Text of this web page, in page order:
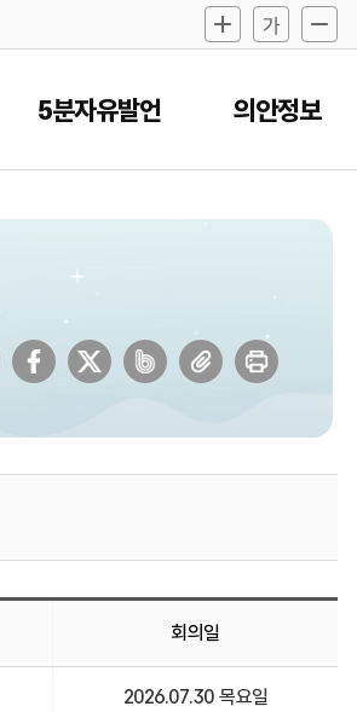
5분자유발언 의안정보
회의일
2026.07.30 목요일